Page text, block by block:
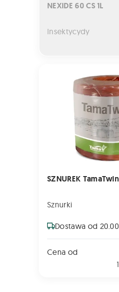
NEXIDE 60 CS 1L
Insektycydy
SZNUREK
Sznurki
Dostawa od
Cena od